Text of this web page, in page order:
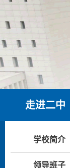
走进二中
学校简介
领导班子